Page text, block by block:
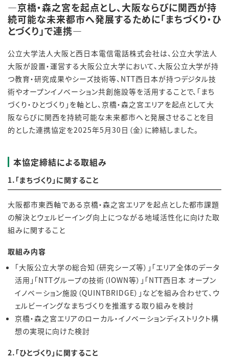
―京橋・森之宮を起点とし、大阪ならびに関西が持
続可能な未来都市へ発展するために「まちづくり・ひ
とづくり」で連携―
公立大学法人大阪と西日本電信電話株式会社は、公立大学法人
大阪が設置・運営する大阪公立大学において、大阪公立大学が持
つ教育・研究成果やシーズ技術等、NTT西日本が持つデジタル技
術やオープンイノベーション共創施設等を活用することで、「まち
づくり・ひとづくり」を軸とし、京橋・森之宮エリアを起点として大
阪ならびに関西を持続可能な未来都市へと発展させることを目
的とした連携協定を2025年5月30日（金）に締結しました。
本協定締結による取組み
1.「まちづくり」に関すること
大阪都市東西軸である京橋・森之宮エリアを起点とした都市課題
の解決とウェルビーイング向上につながる地域活性化に向けた取
組みに関すること
取組み内容
「大阪公立大学の総合知（研究シーズ等）」「エリア全体のデータ
活用」「NTTグループの技術（IOWN等）」「NTT西日本 オープン
イノベーション施設（QUINTBRIDGE）」などを組み合わせて、ウ
ェルビーイングなまちづくりを推進する取り組みを検討
京橋・森之宮エリアのローカル・イノベーションディストリクト構
想の実現に向けた検討
2.「ひとづくり」に関すること